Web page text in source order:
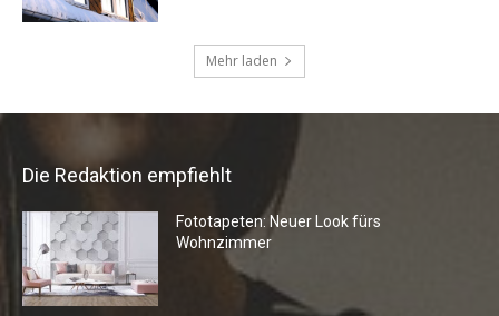
Die Redaktion empfiehlt
Fototapeten: Neuer Look fürs
Wohnzimmer